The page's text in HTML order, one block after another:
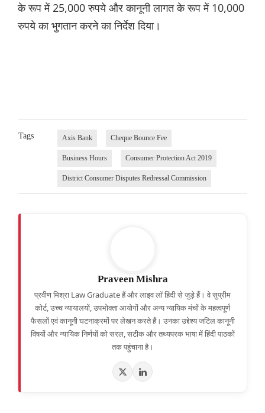
के रूप में 25,000 रुपये और कानूनी लागत के रूप में 10,000
रुपये का भुगतान करने का निर्देश दिया।
Tags Axis Bank Cheque Bounce Fee
Business Hours Consumer Protection Act 2019
District Consumer Disputes Redressal Commission
Praveen Mishra
प्रवीण मिश्रा Law Graduate हैं और लाइव लॉ हिंदी से जुड़े हैं। वे सुप्रीम
कोर्ट, उच्च न्यायालयों, उपभोक्ता आयोगों और अन्य न्यायिक मंचों के महत्वपूर्ण
फैसलों एवं कानूनी घटनाक्रमों पर लेखन करते हैं। उनका उद्देश्य जटिल कानूनी
विषयों और न्यायिक निर्णयों को सरल, सटीक और तथ्यपरक भाषा में हिंदी पाठकों
तक पहुंचाना है।